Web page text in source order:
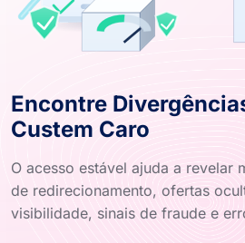
Encontre
Custem Caro
O acesso estável ajuda a revelar
de redirecionamento, ofertas
visibilidade, sinais de fraude e